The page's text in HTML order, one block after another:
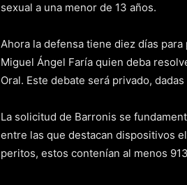
sexual a una menor de 13 años.
Ahora la defensa tiene diez días
Miguel Ángel Faría quien deba
Oral. Este debate será privado,
La solicitud de Barronis se
entre las que destacan dispositivos
peritos, estos contenían al menos